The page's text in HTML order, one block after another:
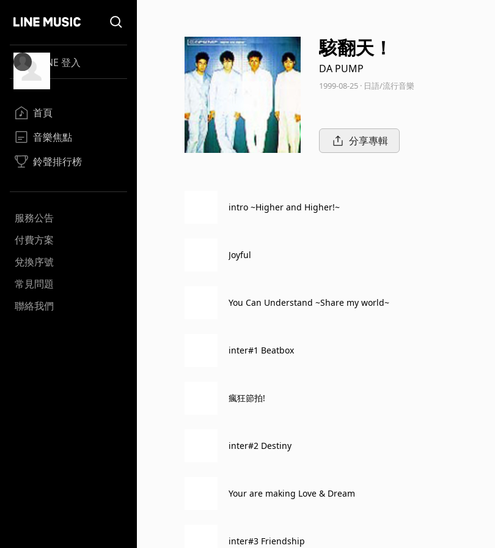
LINE 登入
首頁
音樂焦點
鈴聲排行榜
服務公告
付費方案
兌換序號
常見問題
聯絡我們
駭翻天！
DA PUMP
1999-08-25 · 日語/流行音樂
分享專輯
intro ~Higher and Higher!~
Joyful
You Can Understand ~Share my world~
inter#1 Beatbox
瘋狂節拍!
inter#2 Destiny
Your are making Love & Dream
inter#3 Friendship